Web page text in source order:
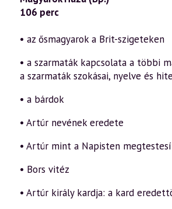
meg
a
18.
rész
mennyiség
106 perc
• az ősmagyarok a Brit-szigeteken
• a szarmaták kapcsolata a többi
a szarmaták szokásai, nyelve és hite
• a bárdok
• Artúr nevének eredete
• Artúr mint a Napisten
• Bors vitéz
• Artúr király kardja: a kard